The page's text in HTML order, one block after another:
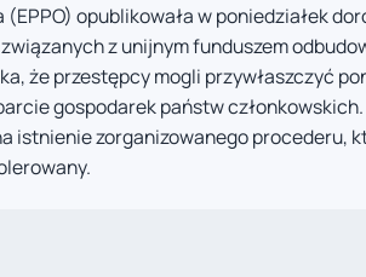
opublikowała w poniedziałek
z unijnym funduszem
że przestępcy mogli przywłaszczyć
gospodarek państw
istnienie zorganizowanego procederu,